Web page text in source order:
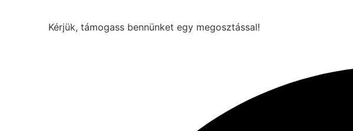
Kérjük, támogass bennünket egy megosztással!